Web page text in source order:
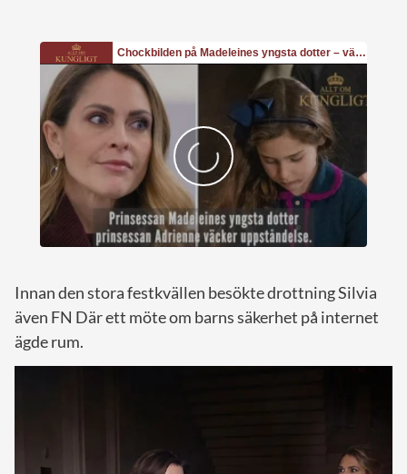
Innan den stora festkvällen besökte drottning Silvia
även FN Där ett möte om barns säkerhet på internet
ägde rum.